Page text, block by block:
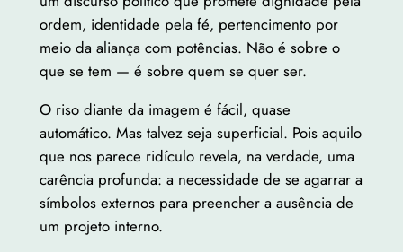
ordem, identidade pela fé, pertencimento por
meio da aliança com potências. Não é sobre o
que se tem — é sobre quem se quer ser.
O riso diante da imagem é fácil, quase
automático. Mas talvez seja superficial. Pois aquilo
que nos parece ridículo revela, na verdade, uma
carência profunda: a necessidade de se agarrar a
símbolos externos para preencher a ausência de
um projeto interno.